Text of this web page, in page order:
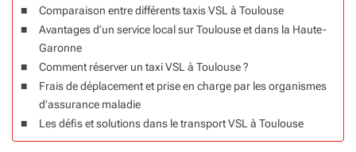
Comparaison entre différents taxis VSL à Toulouse
Avantages d’un service local sur Toulouse et dans la Haute-
Garonne
Comment réserver un taxi VSL à Toulouse ?
Frais de déplacement et prise en charge par les organismes
d’assurance maladie
Les défis et solutions dans le transport VSL à Toulouse